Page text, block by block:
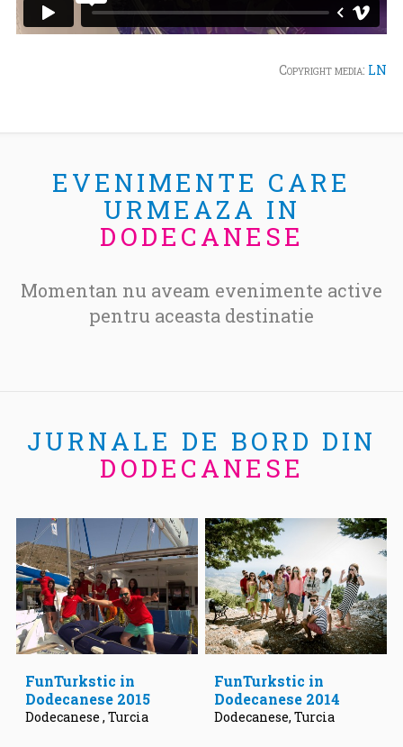
Copyright media: LN
EVENIMENTE CARE
URMEAZA IN
DODECANESE
Momentan nu aveam evenimente active
pentru aceasta destinatie
JURNALE DE BORD DIN
DODECANESE
FunTurkstic in
Dodecanese 2015
Dodecanese , Turcia
FunTurkstic in
Dodecanese 2014
Dodecanese, Turcia